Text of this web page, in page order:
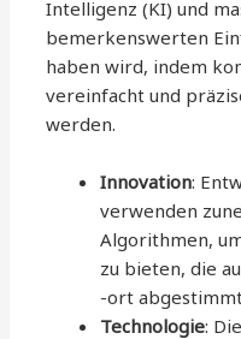
Intelligenz (KI) und
bemerkenswerten
haben wird, indem
vereinfacht und
werden.
Innovation:
verwenden
Algorithmen,
zu bieten, die
-ort
Technologie: